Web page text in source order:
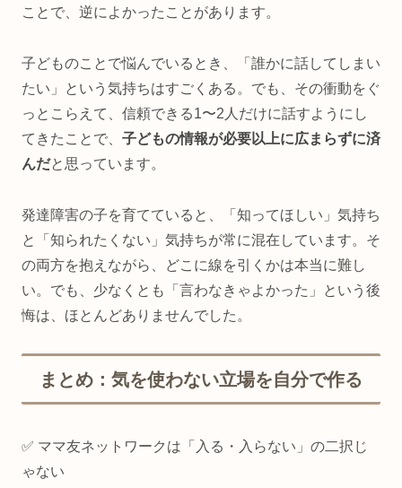
ことで、逆によかったことがあります。
子どものことで悩んでいるとき、「誰かに話してしまい
たい」という気持ちはすごくある。でも、その衝動をぐ
っとこらえて、信頼できる1〜2人だけに話すようにし
てきたことで、 子どもの情報が必要以上に広まらずに済
んだと思っています。
発達障害の子を育てていると、「知ってほしい」気持ち
と「知られたくない」気持ちが常に混在しています。そ
の両方を抱えながら、どこに線を引くかは本当に難し
い。でも、少なくとも「言わなきゃよかった」という後
悔は、ほとんどありませんでした。
まとめ：気を使わない立場を自分で作る
✅ ママ友ネットワークは「入る・入らない」の二択じ
ゃない